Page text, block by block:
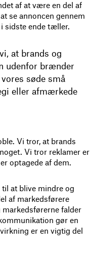
af at være en del af
se annoncen gennem
sidste ende tæller.
at brands og
udenfor brænder
søde små
eller afmærkede
Vi tror, at brands
Vi tror reklamer er
optagede af dem.
at blive mindre og
af markedsførere
falder
gør en
er en vigtig del